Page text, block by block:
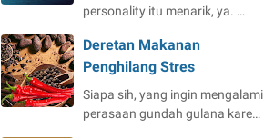
personality itu menarik, ya. …
Deretan Makanan
Penghilang Stres
Siapa sih, yang ingin mengalami
perasaan gundah gulana kare…